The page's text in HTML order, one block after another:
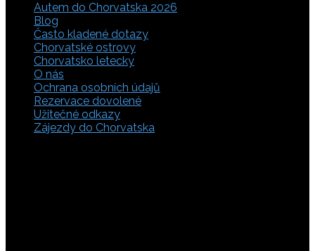
Autem do Chorvatska 2026
Blog
Často kladené dotazy
Chorvatské ostrovy
Chorvatsko letecky
O nás
Ochrana osobních údajů
Rezervace dovolené
Užitečné odkazy
Zájezdy do Chorvatska